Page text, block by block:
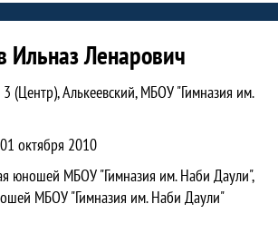
Шамарданов
Ленарович
(Центр), Алькеевский, МБОУ "Гимназия им.
01 октября 2010
юношей МБОУ "Гимназия им. Наби Даули",
МБОУ "Гимназия им. Наби Даули"